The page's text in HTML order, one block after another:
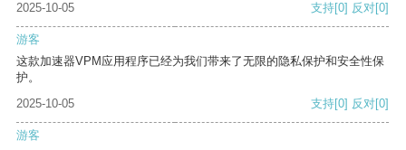
2025-10-05
支持[0] 反对[0]
游客
这款加速器VPM应用程序已经为我们带来了无限的隐私保护和安全性保
护。
2025-10-05
支持[0] 反对[0]
游客